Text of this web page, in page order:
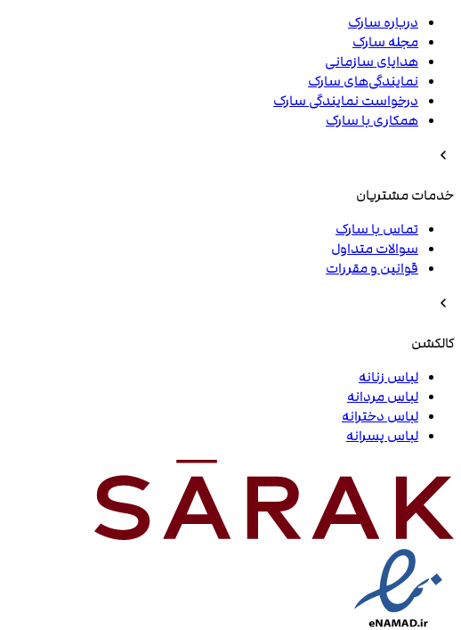
درباره سارک
مجله سارک
هدایای سازمانی
نمایندگی‌های سارک
درخواست نمایندگی سارک
همکاری با سارک
خدمات مشتریان
تماس با سارک
سوالات متداول
قوانین و مقررات
کالکشن
لباس زنانه
لباس مردانه
لباس دخترانه
لباس پسرانه